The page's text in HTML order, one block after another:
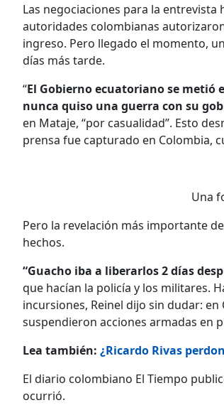
Las negociaciones para la entrevista
autoridades colombianas
ingreso. Pero llegado el momento,
días más tarde.
“El Gobierno ecuatoriano se metió
nunca quiso una guerra con su
en Mataje, “por casualidad”. Esto
prensa fue capturado en Colombia,
Una
Pero la revelación más importante
hechos.
“Guacho iba a liberarlos 2 días
que hacían la policía y los militares.
incursiones, Reinel dijo sin dudar:
suspendieron acciones armadas en
Lea también: ¿Ricardo Rivas
El diario colombiano El Tiempo
ocurrió.